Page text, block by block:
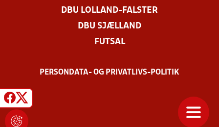
DBU LOLLAND-FALSTER
DBU SJÆLLAND
FUTSAL
PERSONDATA- OG PRIVATLIVS-POLITIK